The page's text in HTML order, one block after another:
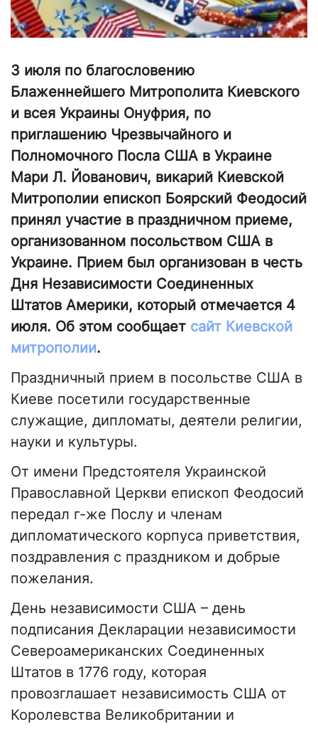
3 июля по благословению
Блаженнейшего Митрополита Киевского
и всея Украины Онуфрия, по
приглашению Чрезвычайного и
Полномочного Посла США в Украине
Мари Л. Йованович, викарий Киевской
Митрополии епископ Боярский Феодосий
принял участие в праздничном приеме,
организованном посольством США в
Украине. Прием был организован в честь
Дня Независимости Соединенных
Штатов Америки, который отмечается 4
июля. Об этом сообщает сайт Киевской
митрополии.
Праздничный прием в посольстве США в
Киеве посетили государственные
служащие, дипломаты, деятели религии,
науки и культуры.
От имени Предстоятеля Украинской
Православной Церкви епископ Феодосий
передал г-же Послу и членам
дипломатического корпуса приветствия,
поздравления с праздником и добрые
пожелания.
День независимости США – день
подписания Декларации независимости
Североамериканских Соединенных
Штатов в 1776 году, которая
провозглашает независимость США от
Королевства Великобритании и